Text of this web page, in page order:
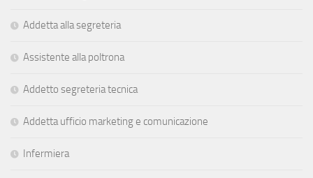
Addetta alla segreteria
Assistente alla poltrona
Addetto segreteria tecnica
Addetta ufficio marketing e comunicazione
Infermiera